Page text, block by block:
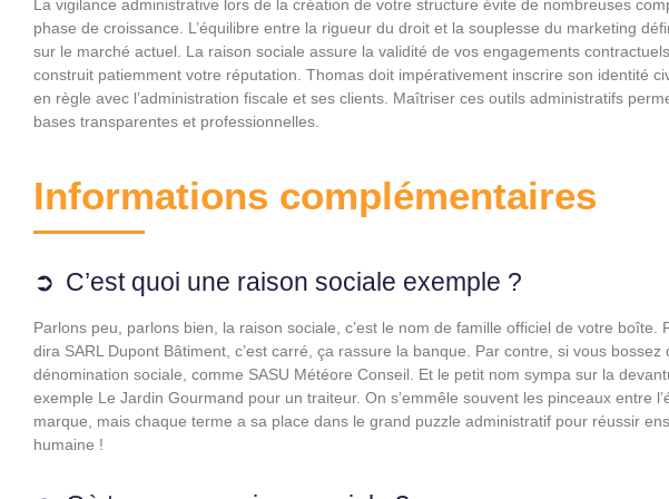
La vigilance administrative lors de la création de votre structure évite de nombreuses
phase de croissance. L’équilibre entre la rigueur du droit et la souplesse du marketing
sur le marché actuel. La raison sociale assure la validité de vos engagements
construit patiemment votre réputation. Thomas doit impérativement inscrire son identité
en règle avec l’administration fiscale et ses clients. Maîtriser ces outils administratifs
bases transparentes et professionnelles.
Informations complémentaires
C’est quoi une raison sociale exemple ?
Parlons peu, parlons bien, la raison sociale, c’est le nom de famille officiel de votre boîte.
dira SARL Dupont Bâtiment, c’est carré, ça rassure la banque. Par contre, si vous
dénomination sociale, comme SASU Météore Conseil. Et le petit nom sympa sur la
exemple Le Jardin Gourmand pour un traiteur. On s’emmêle souvent les pinceaux entre
marque, mais chaque terme a sa place dans le grand puzzle administratif pour réussir
humaine !